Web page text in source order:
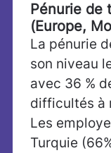
Pénurie de
(Europe,
La pénurie
son niveau
avec 36 %
difficultés à
Les
Turquie